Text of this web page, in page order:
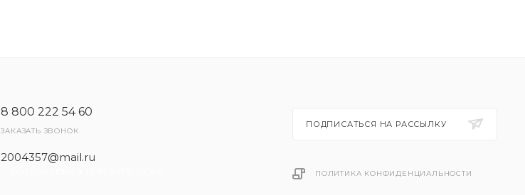
8 800 222 54 60
ЗАКАЗАТЬ ЗВОНОК
2004357@mail.ru
ПОДПИСАТЬСЯ НА РАССЫЛКУ
ПОЛИТИКА КОНФИДЕНЦИАЛЬНОСТИ